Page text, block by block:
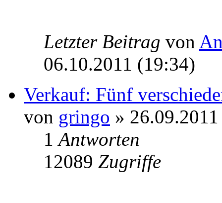
Letzter Beitrag von
06.10.2011 (19:34)
Verkauf: Fünf
von gringo »
1Antworten
12089 Zugriffe